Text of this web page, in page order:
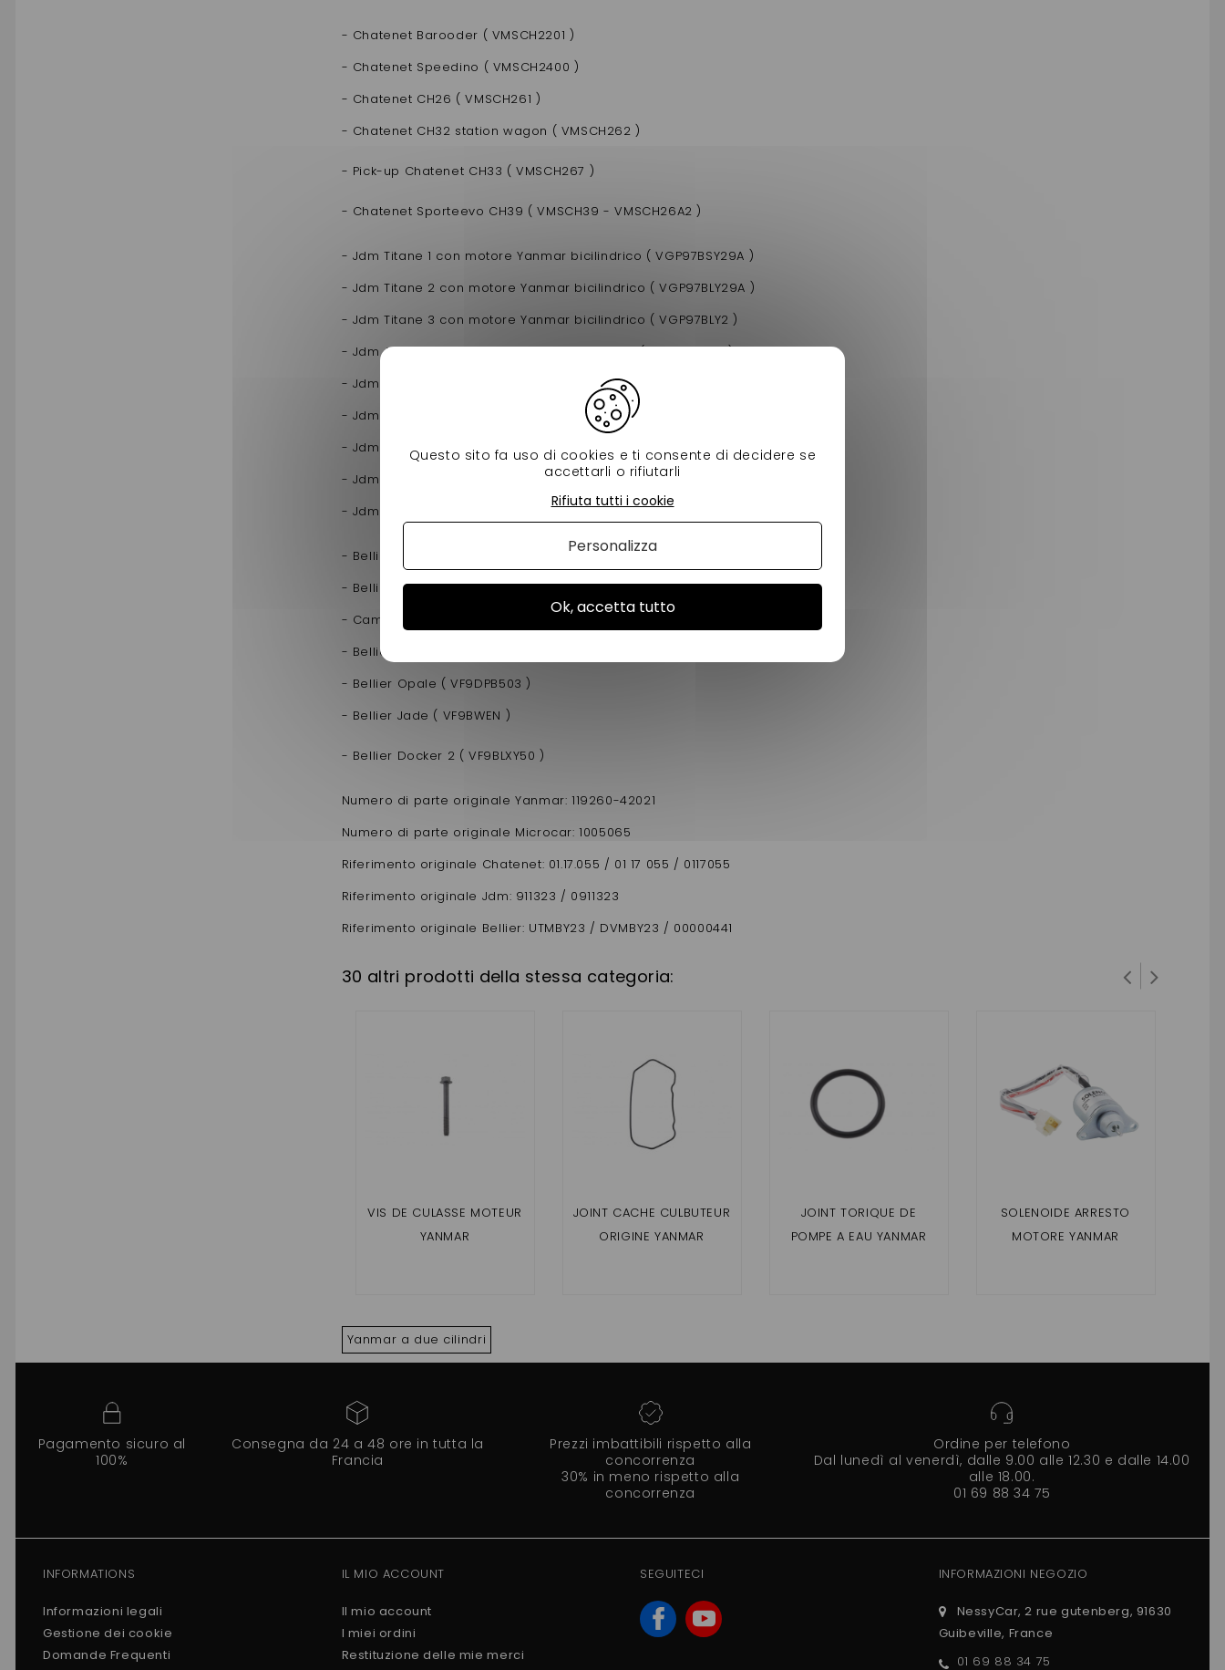
- Chatenet Barooder ( VMSCH2201 )
- Chatenet Speedino ( VMSCH2400 )
- Chatenet CH26 ( VMSCH261 )
- Chatenet CH32 station wagon ( VMSCH262 )
- Pick-up Chatenet CH33 ( VMSCH267 )
- Chatenet Sporteevo CH39 ( VMSCH39 - VMSCH26A2 )
- Jdm Titane 1 con motore Yanmar bicilindrico ( VGP97BSY29A )
- Jdm Titane 2 con motore Yanmar bicilindrico ( VGP97BLY29A )
- Jdm Titane 3 con motore Yanmar bicilindrico ( VGP97BLY2 )
- Jdm Albizia con motore Yanmar bicilindrico ( VGP08Y2DB )
- Jdm Abaca con motore Yanmar bicilindrico ( VGP09Y2DB )
- Jdm Max ut con motore Yanmar bicilindrico
- Jdm Aloes con motore Yanmar bicilindrico ( VGP10Y2DB )
- Jdm Roxsy con motore Yanmar bicilindrico ( VGP10Y2DR )
- Jdm Xheos ( VGP11 )
- Bellier VX550 ( VF9XLD503 )
- Bellier VX650
- Camioncino
( VF9BLX501 )
- Bellier Divane ( VF9DVB503 )
- Bellier Opale ( VF9DPB503 )
- Bellier Jade ( VF9BWEN )
- Bellier Docker 2 ( VF9BLXY50 )
Numero di parte originale Yanmar: 119260-42021
Numero di parte originale Microcar: 1005065
Riferimento originale Chatenet: 01.17.055 / 01 17 055 / 0117055
Riferimento originale Jdm: 911323 / 0911323
Riferimento originale Bellier: UTMBY23 / DVMBY23 / 00000441
30 altri prodotti della stessa categoria:
VIS DE CULASSE MOTEUR
YANMAR
JOINT CACHE CULBUTEUR
ORIGINE YANMAR
JOINT TORIQUE DE
POMPE A EAU YANMAR
SOLENOIDE ARRESTO
MOTORE YANMAR
Yanmar a due cilindri
Pagamento sicuro al
100%
Consegna da 24 a 48 ore in tutta la
Francia
Prezzi imbattibili rispetto alla
concorrenza
30% in meno rispetto alla
concorrenza
Ordine per telefono
Dal lunedì al venerdì, dalle 9.00 alle 12.30 e dalle 14.00
alle 18.00.
01 69 88 34 75
INFORMATIONS
Informazioni legali
Gestione dei cookie
Domande Frequenti
IL MIO ACCOUNT
Il mio account
I miei ordini
Restituzione delle mie merci
SEGUITECI INFORMAZIONI NEGOZIO
NessyCar, 2 rue gutenberg, 91630
Guibeville, France
01 69 88 34 75
Questo sito fa uso di cookies e ti consente di decidere se
accettarli o rifiutarli
Ok, accetta tutto
Rifiuta tutti i cookie
Personalizza